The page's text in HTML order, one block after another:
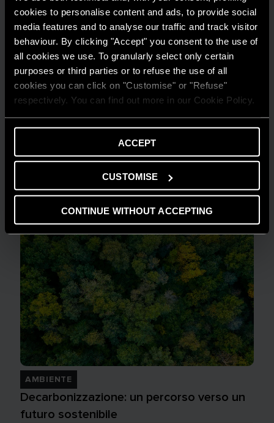
cookies to personalise content and ads, to provide social
media features and to analyse our traffic and track visitor
behaviour. By clicking "Accept" you consent to the use of
all cookies we use. To granularly select only certain
purposes or third parties or to refuse the use of all
cookies you can click on "Customise" or "Refuse"
respectively. You can find out more in our Cookie Policy.
ACCEPT
CUSTOMISE
CONTINUE WITHOUT ACCEPTING
CONSIGLI E SOLUZIONI
Comprendere la flessibilità energetica in
ambito residenziale
LEGGI DI PIÙ
AMBIENTE
Decarbonizzazione: un percorso verso un
futuro sostenibile